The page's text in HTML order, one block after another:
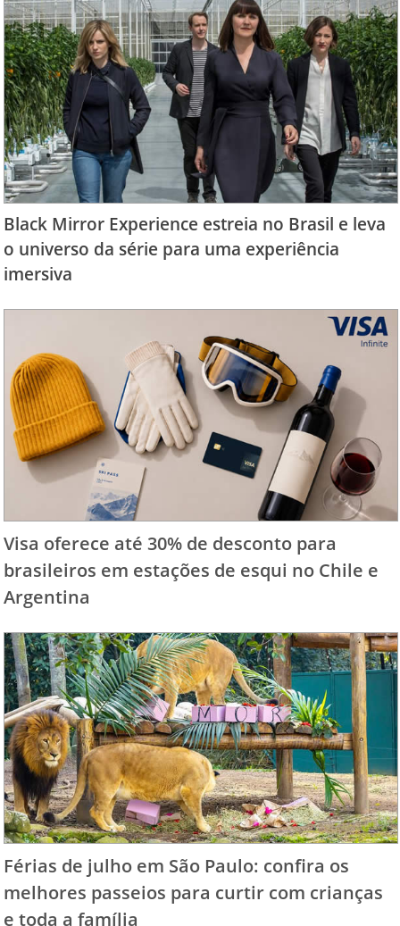
Black Mirror Experience estreia no Brasil e leva
o universo da série para uma experiência
imersiva
Visa oferece até 30% de desconto para
brasileiros em estações de esqui no Chile e
Argentina
Férias de julho em São Paulo: confira os
melhores passeios para curtir com crianças
e toda a família